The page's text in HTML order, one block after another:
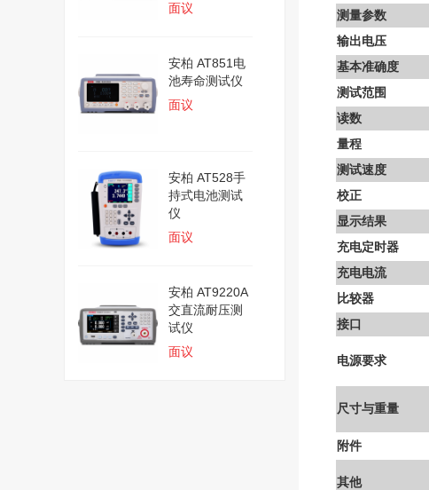
面议
安柏 AT851电
池寿命测试仪
面议
安柏 AT528手
持式电池测试
仪
面议
安柏 AT9220A
交直流耐压测
试仪
面议
测量参数
输出电压
基本准确度
测试范围
读数
量程
测试速度
校正
显示结果
充电定时器
充电电流
比较器
接口
电源要求
尺寸与重量
附件
其他